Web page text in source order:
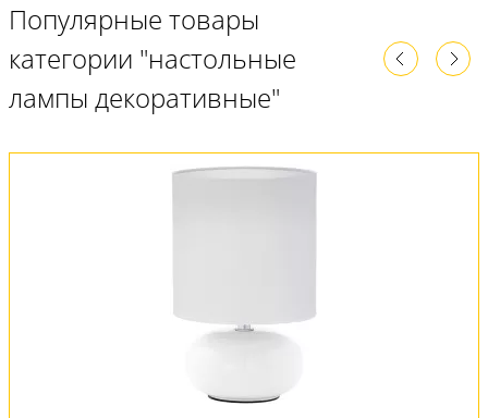
Популярные товары
категории "настольные
лампы декоративные"